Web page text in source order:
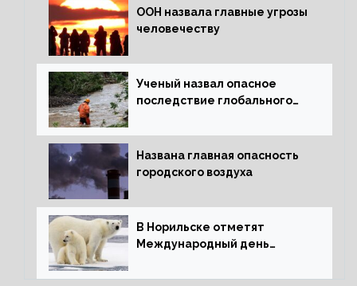
ООН назвала главные угрозы
человечеству
Ученый назвал опасное
последствие глобального
Названа главная опасность
городского воздуха
В Норильске отметят
Международный день